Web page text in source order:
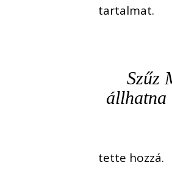
tartalmat.
Szűz
állhatna
tette hozzá.